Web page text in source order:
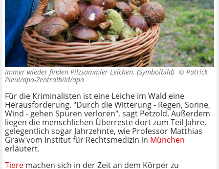
Immer wieder finden Pilzsammler Leichen. (Symbolbild) © Patrick
Pleul/dpa-Zentralbild/dpa
Für die Kriminalisten ist eine Leiche im Wald eine
Herausforderung. "Durch die Witterung - Regen, Sonne,
Wind - gehen Spuren verloren", sagt Petzold. Außerdem
liegen die menschlichen Überreste dort zum Teil Jahre,
gelegentlich sogar Jahrzehnte, wie Professor Matthias
Graw vom Institut für Rechtsmedizin in München
erläutert.
Tiere machen sich in der Zeit an dem Körper zu